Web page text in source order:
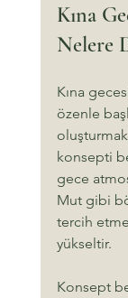
Kına
Nelere
Kına
özenle
konsepti
gece
Mut gibi
tercih
yükseltir.
Konsept